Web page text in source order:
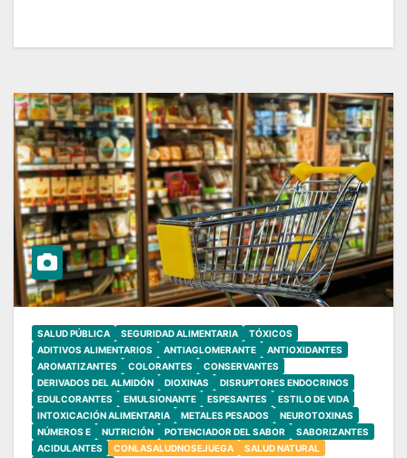
SALUD PÚBLICA SEGURIDAD ALIMENTARIA
TÓXICOS
ADITIVOS ALIMENTARIOS
ANTIAGLOMERANTE
ANTIOXIDANTES
AROMATIZANTES
COLORANTES
CONSERVANTES
DERIVADOS DEL ALMIDÓN
DIOXINAS
DISRUPTORES ENDOCRINOS
EDULCORANTES
EMULSIONANTE ESPESANTES
ESTILO DE VIDA
INTOXICACIÓN ALIMENTARIA
METALES PESADOS
NEUROTOXINAS
NÚMEROS E
NUTRICIÓN POTENCIADOR DEL SABOR
SABORIZANTES
ACIDULANTES
CONLASALUDNOSEJUEGA
SALUD NATURAL